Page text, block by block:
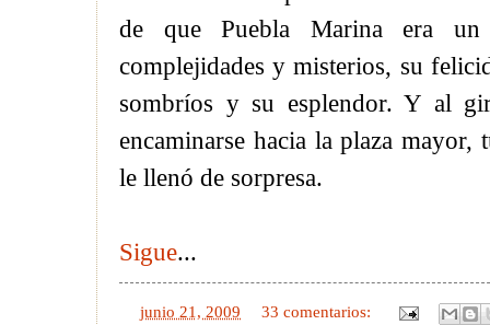
de que Puebla Marina era
complejidades y misterios, su
sombríos y su esplendor. Y al
encaminarse hacia la plaza
le llenó de sorpresa.
Sigue...
junio 21, 2009 33 comentarios: